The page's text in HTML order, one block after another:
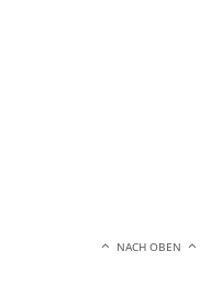
NACH OBEN